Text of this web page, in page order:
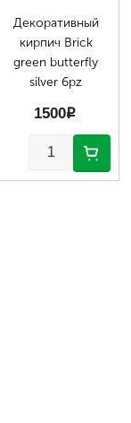
Декоративный
кирпич Brick
green butterfly
silver 6pz
1500p